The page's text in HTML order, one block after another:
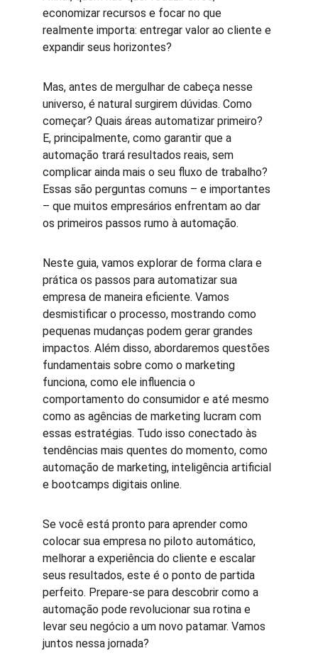
economizar recursos e focar no que
realmente importa: entregar valor ao cliente e
expandir seus horizontes?
Mas, antes de mergulhar de cabeça nesse
universo, é natural surgirem dúvidas. Como
começar? Quais áreas automatizar primeiro?
E, principalmente, como garantir que a
automação trará resultados reais, sem
complicar ainda mais o seu fluxo de trabalho?
Essas são perguntas comuns – e importantes
– que muitos empresários enfrentam ao dar
os primeiros passos rumo à automação.
Neste guia, vamos explorar de forma clara e
prática os passos para automatizar sua
empresa de maneira eficiente. Vamos
desmistificar o processo, mostrando como
pequenas mudanças podem gerar grandes
impactos. Além disso, abordaremos questões
fundamentais sobre como o marketing
funciona, como ele influencia o
comportamento do consumidor e até mesmo
como as agências de marketing lucram com
essas estratégias. Tudo isso conectado às
tendências mais quentes do momento, como
automação de marketing, inteligência artificial
e bootcamps digitais online.
Se você está pronto para aprender como
colocar sua empresa no piloto automático,
melhorar a experiência do cliente e escalar
seus resultados, este é o ponto de partida
perfeito. Prepare-se para descobrir como a
automação pode revolucionar sua rotina e
levar seu negócio a um novo patamar. Vamos
juntos nessa jornada?